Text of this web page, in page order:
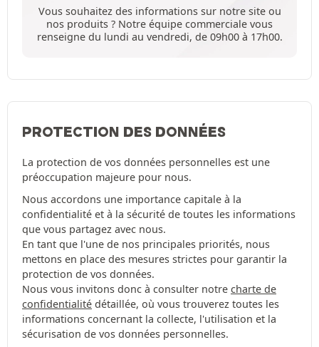
Vous souhaitez des informations sur notre site ou
nos produits ? Notre équipe commerciale vous
renseigne du lundi au vendredi, de 09h00 à 17h00.
PROTECTION DES DONNÉES
La protection de vos données personnelles est une
préoccupation majeure pour nous.
Nous accordons une importance capitale à la
confidentialité et à la sécurité de toutes les informations
que vous partagez avec nous.
En tant que l'une de nos principales priorités, nous
mettons en place des mesures strictes pour garantir la
protection de vos données.
Nous vous invitons donc à consulter notre charte de
confidentialité détaillée, où vous trouverez toutes les
informations concernant la collecte, l'utilisation et la
sécurisation de vos données personnelles.